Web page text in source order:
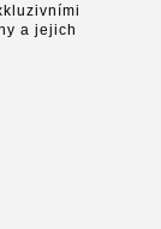
a jejich